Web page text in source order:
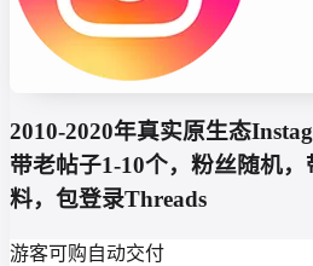
2010-2020年真实原生态
带老帖子1-10个，粉丝随机
料，包登录Threads
游客可购自动交付